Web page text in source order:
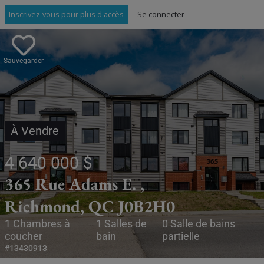
Inscrivez-vous pour plus d'accès Se connecter
Sauvegarder
À Vendre
4 640 000 $
365 Rue Adams E. ,
Richmond, QC J0B2H0
1 Chambres à
coucher
1 Salles de
bain
0 Salle de bains
partielle
#13430913